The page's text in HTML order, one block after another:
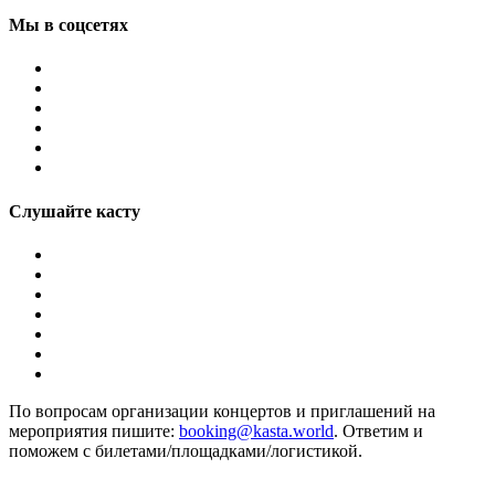
Мы в соцсетях
Слушайте касту
По вопросам организации концертов и приглашений на
мероприятия пишите: booking@kasta.world. Ответим и
поможем с билетами/площадками/логистикой.